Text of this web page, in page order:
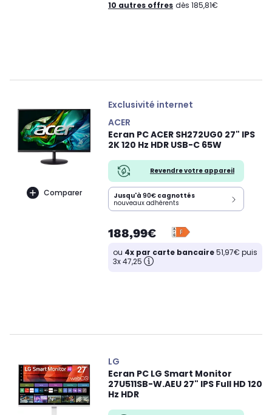
10 autres offres dès 185,81€
Comparer
Exclusivité internet
ACER
Ecran PC ACER SH272UG0 27" IPS
2K 120 Hz HDR USB-C 65W
Revendre votre appareil
Jusqu'à 90€ cagnottés
nouveaux adhérents
188,99€
ou 4x par carte bancaire51,97€ puis
3x 47,25
LG
Ecran PC LG Smart Monitor
27U511SB-W.AEU 27" IPS Full HD 120
Hz HDR